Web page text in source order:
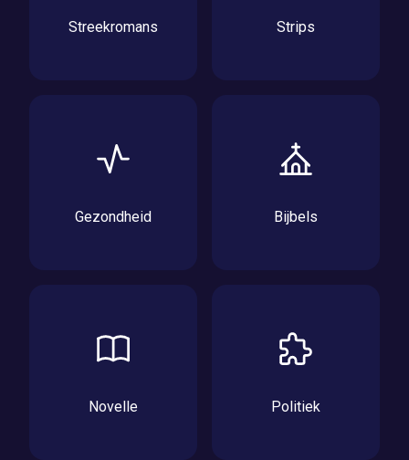
Streekromans Strips
Gezondheid Bijbels
Novelle Politiek